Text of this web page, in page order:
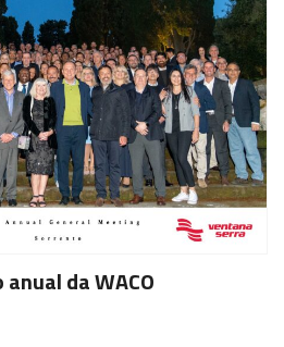
da WACO